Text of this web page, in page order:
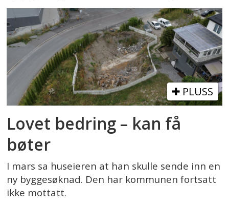
PLUSS
Lovet bedring – kan få
bøter
I mars sa huseieren at han skulle sende inn en
ny byggesøknad. Den har kommunen fortsatt
ikke mottatt.